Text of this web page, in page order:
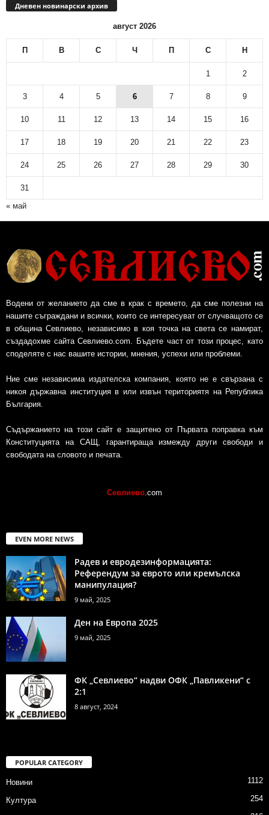
Дневен новинарски архив
август 2026
П В С Ч П С Н
1 2
3 4 5 6 7 8 9
10 11 12 13 14 15 16
17 18 19 20 21 22 23
24 25 26 27 28 29 30
31
« май
Водени от желанието да сме в крак с времето, да сме полезни на
нашите съграждани и всички, които се интересуват от случващото се
в община Севлиево, независимо в коя точка на света се намират,
създадохме сайта Севлиево.com. Бъдете част от този процес, като
споделяте с нас вашите истории, мнения, успехи или проблеми.
Ние сме независима издателска компания, която не е свързана с
никоя държавна институция в или извън териториятя на Република
България.
Съдържанието на този сайт е защитено от Първата поправка към
Конституцията на САЩ, гарантираща измежду други свободи и
свободата на словото и печата.
Севлиево .com
EVEN MORE NEWS
Радев и евродезинформацията:
Референдум за еврото или кремълска
манипулация?
9 май, 2025
Ден на Европа 2025
9 май, 2025
ФК „Севлиево“ надви ОФК „Павликени“ с
2:1
8 август, 2024
POPULAR CATEGORY
Новини 1112
Култура 254